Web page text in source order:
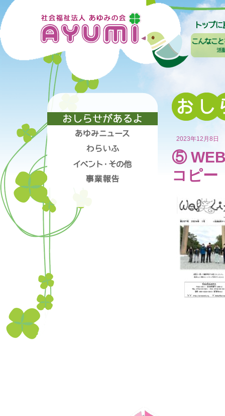
2023年12月8日
⑤ WEB
コピー